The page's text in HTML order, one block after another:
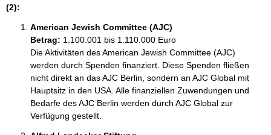
(2):
American Jewish Committee (AJC)
Betrag: 1.100.001 bis 1.110.000 Euro
Die Aktivitäten des American Jewish Committee (AJC)
werden durch Spenden finanziert. Diese Spenden fließen
nicht direkt an das AJC Berlin, sondern an AJC Global mit
Hauptsitz in den USA. Alle finanziellen Zuwendungen und
Bedarfe des AJC Berlin werden durch AJC Global zur
Verfügung gestellt.